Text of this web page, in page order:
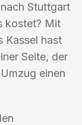
Stuttgart
kostet? Mit
Kassel hast
Seite, der
einen